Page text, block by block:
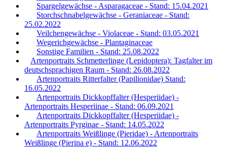
Spargelgewächse - Asparagaceae - Stand: 15.04.2021
Storchschnabelgewächse - Geraniaceae - Stand:
25.02.2022
Veilchengewächse - Violaceae - Stand: 03.05.2021
Wegerichgewächse - Plantaginaceae
Sonstige Familien - Stand: 25.08.2022
Artenportraits Schmetterlinge (Lepidoptera): Tagfalter im
deutschsprachigen Raum - Stand: 26.08.2022
Artenportraits Ritterfalter (Papilionidae) Stand:
16.05.2022
Artenportraits Dickkopffalter (Hesperiidae) -
Artenportraits Hesperiinae - Stand: 06.09.2021
Artenportraits Dickkopffalter (Hesperiidae) -
Artenportraits Pyrginae - Stand: 14.05.2022
Artenportraits Weißlinge (Pieridae) - Artenportraits
Weißlinge (Pierina e) - Stand: 12.06.2022